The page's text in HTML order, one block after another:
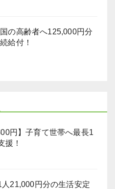
国の高齢者へ125,000円分
給付！
円】子育て世帯へ最長1
援！
人21,000円分の生活安定